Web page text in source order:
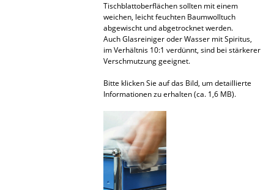
Aufbewahrungsboxen
... alle Accessoires
Tischblattoberflächen sollten mit einem
weichen, leicht feuchten Baumwolltuch
abgewischt und abgetrocknet werden.
Auch Glasreiniger oder Wasser mit Spiritus,
im Verhältnis 10:1 verdünnt, sind bei stärkerer
Verschmutzung geeignet.
Bitte klicken Sie auf das Bild, um detaillierte
Informationen zu erhalten (ca. 1,6 MB).